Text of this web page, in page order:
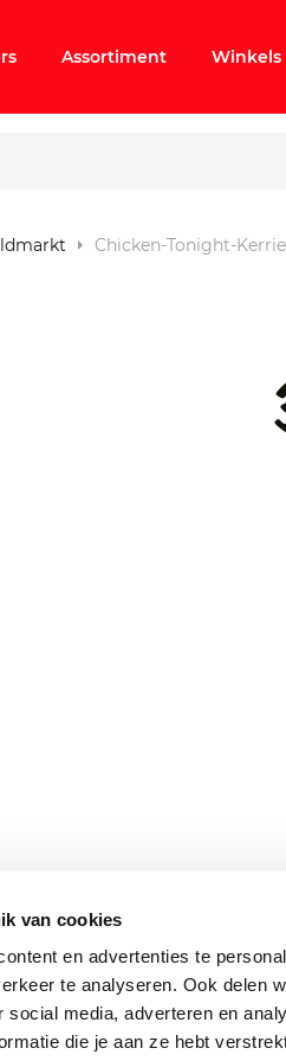
van cookies
en advertenties te
te analyseren. Ook delen
media, adverteren en
die je aan ze hebt
Assortiment Winkels
Chicken-Tonight-
nieuwsbrief